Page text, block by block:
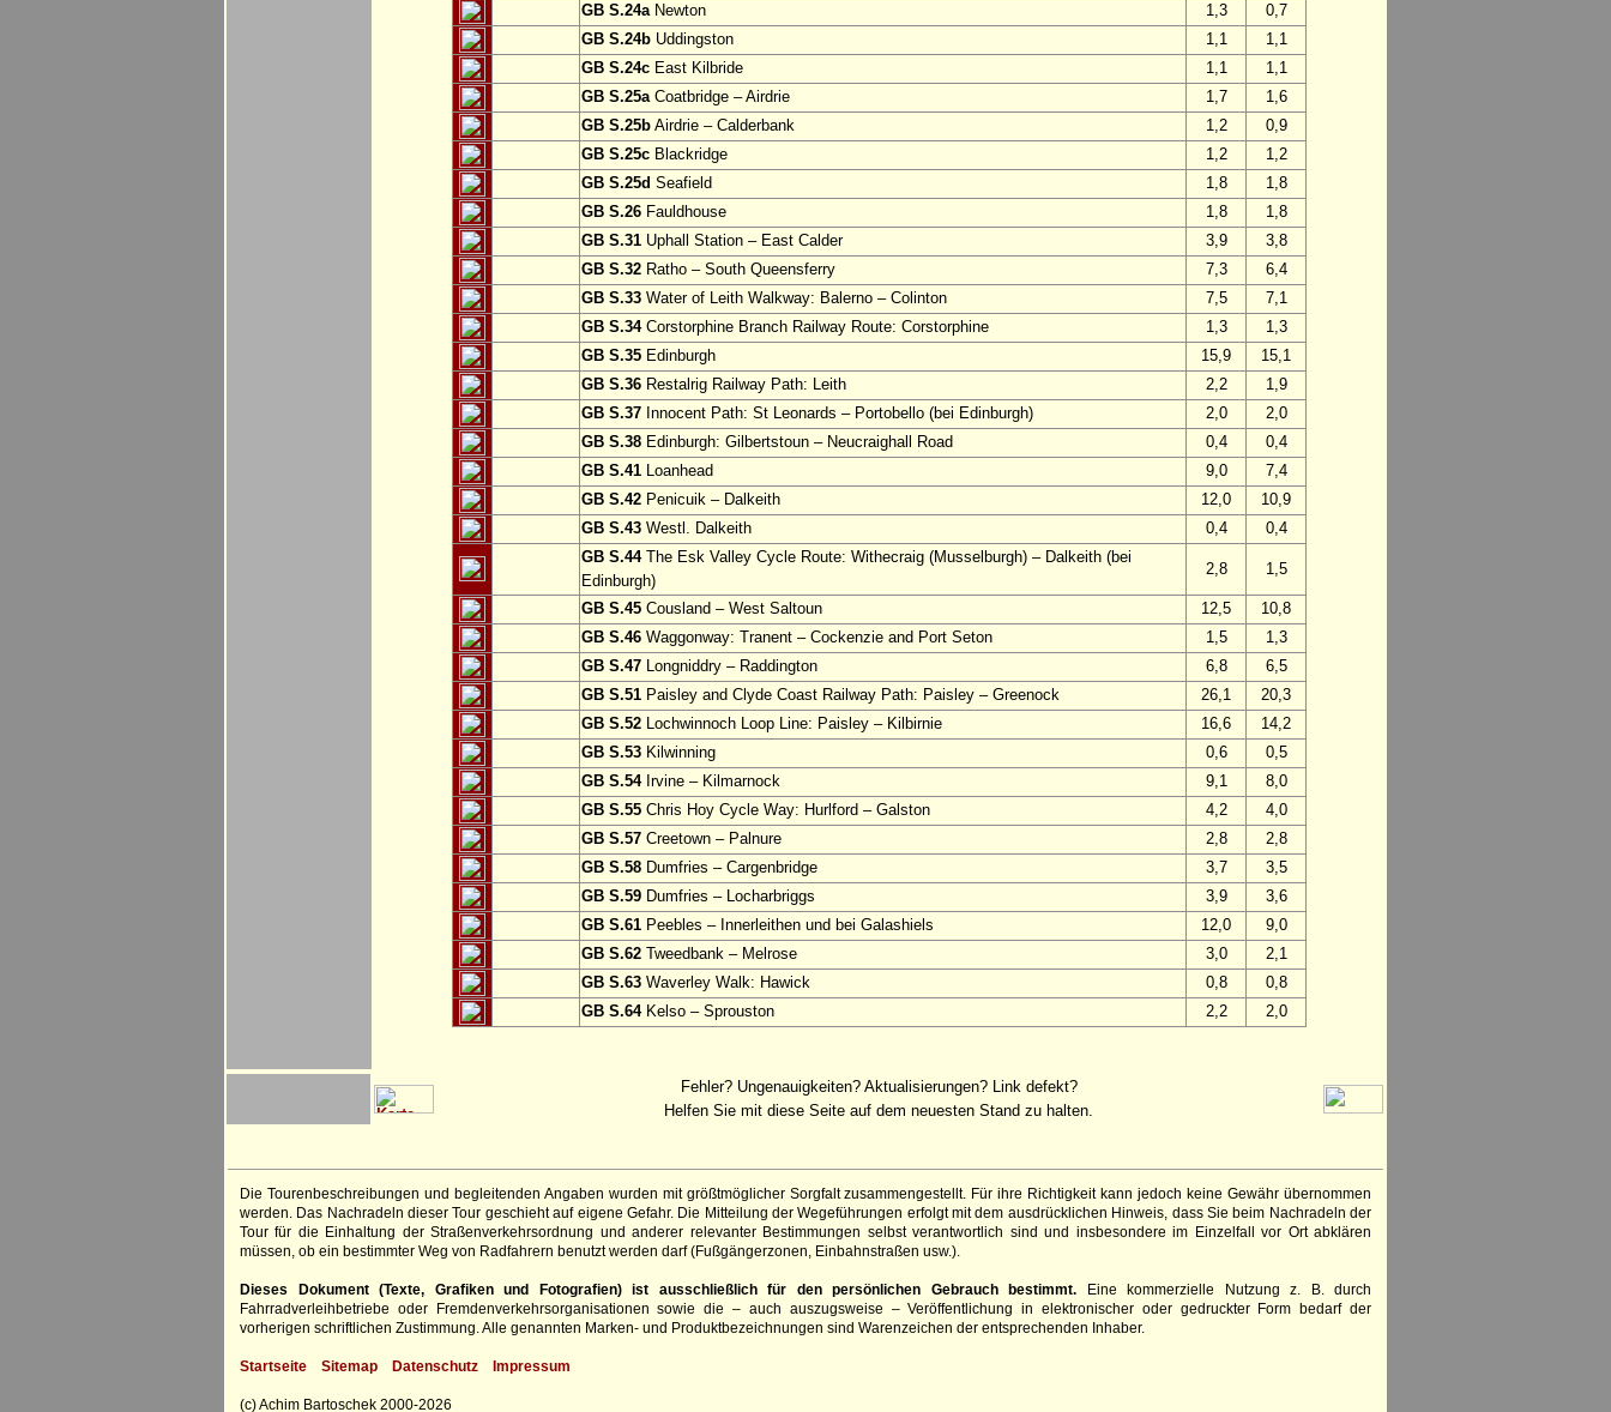
GB S.24aNewton 1,3
0,7
GB S.24b Uddingston 1,1
1,1
GB S.24c East Kilbride 1,1
1,1
GB S.25aCoatbridge – Airdrie 1,7
1,6
GB S.25b Airdrie – Calderbank 1,2
0,9
GB S.25c Blackridge 1,2
1,2
GB S.25d Seafield 1,8
1,8
GB S.26 Fauldhouse 1,8
1,8
GB S.31 Uphall Station – East Calder 3,9
3,8
GB S.32 Ratho – South Queensferry 7,3
6,4
GB S.33 Water of Leith Walkway: Balerno – Colinton 7,5
7,1
GB S.34Corstorphine Branch Railway Route: Corstorphine 1,3
1,3
GB S.35 Edinburgh 15,9
15,1
GB S.36 Restalrig Railway Path: Leith 2,2
1,9
GB S.37 Innocent Path: St Leonards – Portobello (bei Edinburgh) 2,0
2,0
GB S.38 Edinburgh: Gilbertstoun – Neucraighall Road 0,4
0,4
GB S.41 Loanhead 9,0
7,4
GB S.42 Penicuik – Dalkeith 12,0
10,9
GB S.43 Westl. Dalkeith 0,4
0,4
GB S.44The Esk Valley Cycle Route: Withecraig (Musselburgh) – Dalkeith (bei
Edinburgh)
2,8 1,5
GB S.45 Cousland – West Saltoun 12,5
10,8
GB S.46 Waggonway: Tranent – Cockenzie and Port Seton 1,5
1,3
GB S.47 Longniddry – Raddington 6,8
6,5
GB S.51 Paisley and Clyde Coast Railway Path: Paisley – Greenock 26,1
20,3
GB S.52 Lochwinnoch Loop Line: Paisley – Kilbirnie 16,6
14,2
GB S.53 Kilwinning 0,6
0,5
GB S.54Irvine – Kilmarnock 9,1
8,0
GB S.55 Chris Hoy Cycle Way: Hurlford – Galston 4,2
4,0
GB S.57 Creetown – Palnure 2,8
2,8
GB S.58 Dumfries – Cargenbridge 3,7
3,5
GB S.59 Dumfries – Locharbriggs 3,9
3,6
GB S.61 Peebles – Innerleithen und bei Galashiels 12,0
9,0
GB S.62 Tweedbank – Melrose 3,0
2,1
GB S.63 Waverley Walk: Hawick 0,8
0,8
GB S.64Kelso – Sprouston 2,2 2,0
Fehler? Ungenauigkeiten? Aktualisierungen? Link defekt?
Helfen Sie mit diese Seite auf dem neuesten Stand zu halten.
Die Tourenbeschreibungen und begleitenden Angaben wurden mit größtmöglicher Sorgfalt zusammengestellt. Für ihre Richtigkeit kann jedoch keine Gewähr übernommen
werden. Das Nachradeln dieser Tour geschieht auf eigene Gefahr. Die Mitteilung der Wegeführungen erfolgt mit dem ausdrücklichen Hinweis, dass Sie beim Nachradeln der
Tour für die Einhaltung der Straßenverkehrsordnung und anderer relevanter Bestimmungen selbst verantwortlich sind und insbesondere im Einzelfall vor Ort abklären
müssen, ob ein bestimmter Weg von Radfahrern benutzt werden darf (Fußgängerzonen, Einbahnstraßen usw.).
Dieses Dokument (Texte, Grafiken und Fotografien) ist ausschließlich für den persönlichen Gebrauch bestimmt. Eine kommerzielle Nutzung z. B. durch
Fahrradverleihbetriebe oder Fremdenverkehrsorganisationen sowie die – auch auszugsweise – Veröffentlichung in elektronischer oder gedruckter Form bedarf der
vorherigen schriftlichen Zustimmung. Alle genannten Marken- und Produktbezeichnungen sind Warenzeichen der entsprechenden Inhaber.
Startseite Sitemap Datenschutz Impressum
(c) Achim Bartoschek 2000-2026